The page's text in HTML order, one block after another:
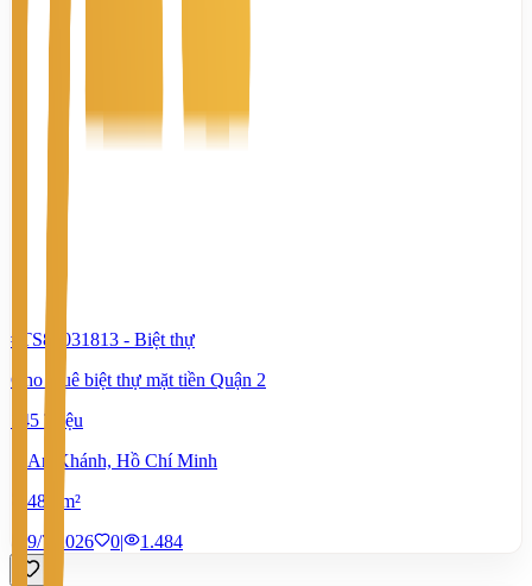
#TS80031813 - Biệt thự
Cho thuê biệt thự mặt tiền Quận 2
145 Triệu
An Khánh, Hồ Chí Minh
480 m²
9/7/2026
0| 1.484